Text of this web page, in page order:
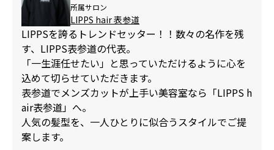
所属サロン
LIPPS hair 表参道
LIPPSを誇るトレンドセッター！！数々の名作を残
す、LIPPS表参道の代表。
「一生涯任せたい」と思っていただけるように心を
込めて切らせていただきます。
表参道でメンズカットが上手い美容室なら「LIPPS h
air表参道」へ。
人気の髪型を、一人ひとりに似合うスタイルでご提
案します。